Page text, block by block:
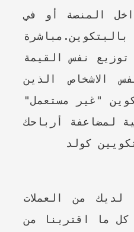
المنصة أو في
توزيع نفس القيمة
الاشخاص الذين
"غير مستعمل"
لمضاعفة أرباحك
كولد
من العملات
كل ما اقتربنا من